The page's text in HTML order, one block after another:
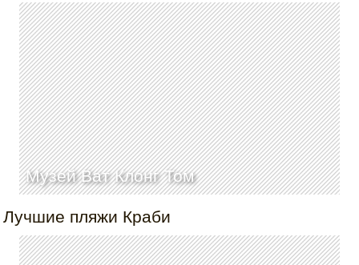
Музей Ват Клонг Том
Лучшие пляжи Краби